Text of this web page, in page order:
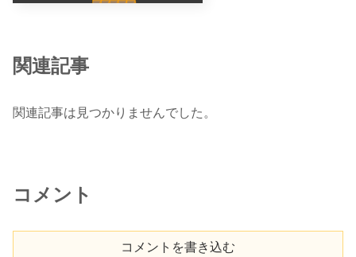
関連記事
関連記事は見つかりませんでした。
コメント
コメントを書き込む